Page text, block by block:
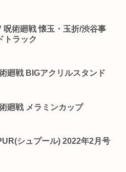
呪術廻戦 懐玉・玉折/渋谷事
トラック
廻戦 BIGアクリルスタンド
廻戦 メラミンカップ
シュプール) 2022年2月号